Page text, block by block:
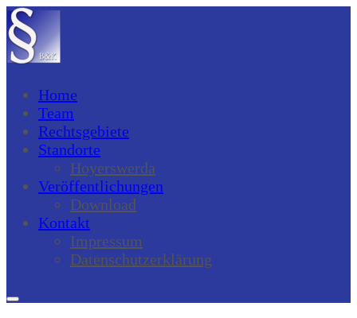
Home
Team
Rechtsgebiete
Standorte
Hoyerswerda
Veröffentlichungen
Download
Kontakt
Impressum
Datenschutzerklärung